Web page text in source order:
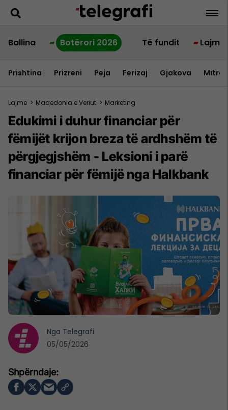
Ballina Botërori 2026 Të fundit Lajme
Prishtina Prizreni Peja Ferizaj Gjakova
Lajme > Maqedonia e Veriut > Marketing
Edukimi i duhur financiar për
fëmijët krijon breza të ardhshëm të
përgjegjshëm - Leksioni i parë
financiar për fëmijë nga Halkbank
Nga Telegrafi
05/05/2026